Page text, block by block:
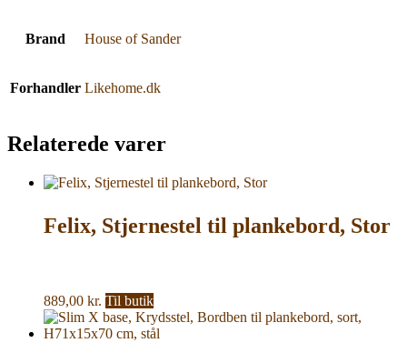
Brand House of Sander
Forhandler Likehome.dk
Relaterede varer
Felix, Stjernestel til plankebord, Stor
889,00 kr. Til butik